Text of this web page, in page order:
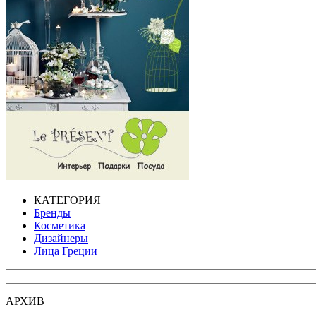
КАТЕГОРИЯ
Бренды
Косметика
Дизайнеры
Лица Греции
АРХИВ